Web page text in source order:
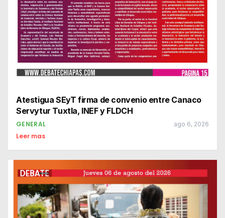
Atestigua SEyT firma de convenio entre Canaco
Servytur Tuxtla, INEF y FLDCH
GENERAL ago 6, 2026
Leer mas